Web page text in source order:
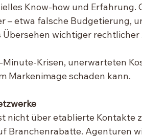
Know-how und Erfahrung.
– etwa falsche Budgetierung,
Übersehen wichtiger
Krisen, unerwarteten
Markenimage schaden kann.
nicht über etablierte Kontakte
Branchenrabatte. Agenturen